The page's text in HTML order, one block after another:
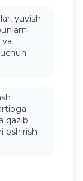
yuvish
qazib
oshirish